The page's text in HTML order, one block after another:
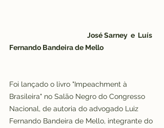
José Sarney  e  Luís
Fernando Bandeira de Mello
Foi lançado o livro "Impeachment à
Brasileira" no Salão Negro do Congresso
Nacional, de autoria do advogado Luiz
Fernando Bandeira de Mello, integrante do